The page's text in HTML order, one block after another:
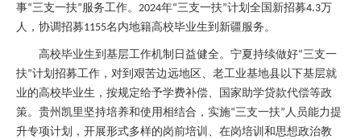
事“三支一扶”服务工作。 2024年“三支一扶”计划全国新招募4.3万
人，协调招募1155名内地籍高校毕业生到新疆服务。
高校毕业生到基层工作机制日益健全。宁夏持续做好“三支一
扶”计划招募工作，对到艰苦边远地区、老工业基地县以下基层就
业的高校毕业生，按规定给予学费补偿、国家助学贷款代偿等政
策。贵州凯里坚持培养和使用相结合，实施“三支一扶” 人员能力提
升专项计划，开展形式多样的岗前培训、在岗培训和思想政治教